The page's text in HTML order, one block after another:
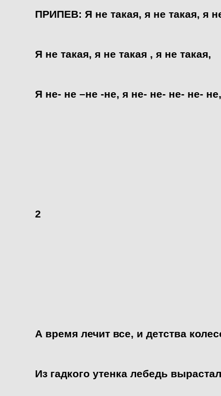
ПРИПЕВ: Я не такая, я не такая, я
Я не такая, я не такая , я не такая,
Я не- не –не -не, я не- не- не- не-
2
А время лечит все, и детства
Из гадкого утенка лебедь